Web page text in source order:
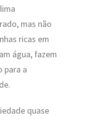
mas não
ricas em
água, fazem
para a
quase